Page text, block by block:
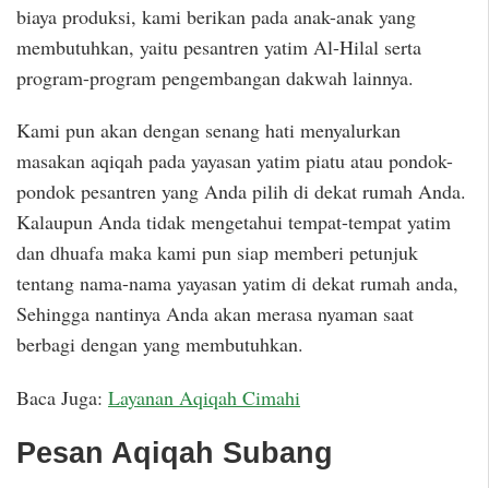
biaya produksi, kami berikan pada anak-anak yang
membutuhkan, yaitu pesantren yatim Al-Hilal serta
program-program pengembangan dakwah lainnya.
Kami pun akan dengan senang hati menyalurkan
masakan aqiqah pada yayasan yatim piatu atau pondok-
pondok pesantren yang Anda pilih di dekat rumah Anda.
Kalaupun Anda tidak mengetahui tempat-tempat yatim
dan dhuafa maka kami pun siap memberi petunjuk
tentang nama-nama yayasan yatim di dekat rumah anda,
Sehingga nantinya Anda akan merasa nyaman saat
berbagi dengan yang membutuhkan.
Baca Juga: Layanan Aqiqah Cimahi
Pesan Aqiqah Subang